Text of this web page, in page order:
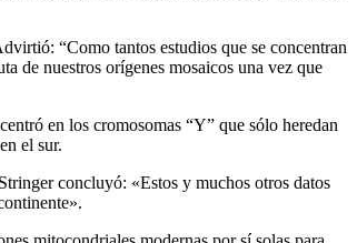
“Como tantos estudios que se concentran
de nuestros orígenes mosaicos una vez que
en los cromosomas “Y” que sólo heredan
el sur.
concluyó: «Estos y muchos otros datos